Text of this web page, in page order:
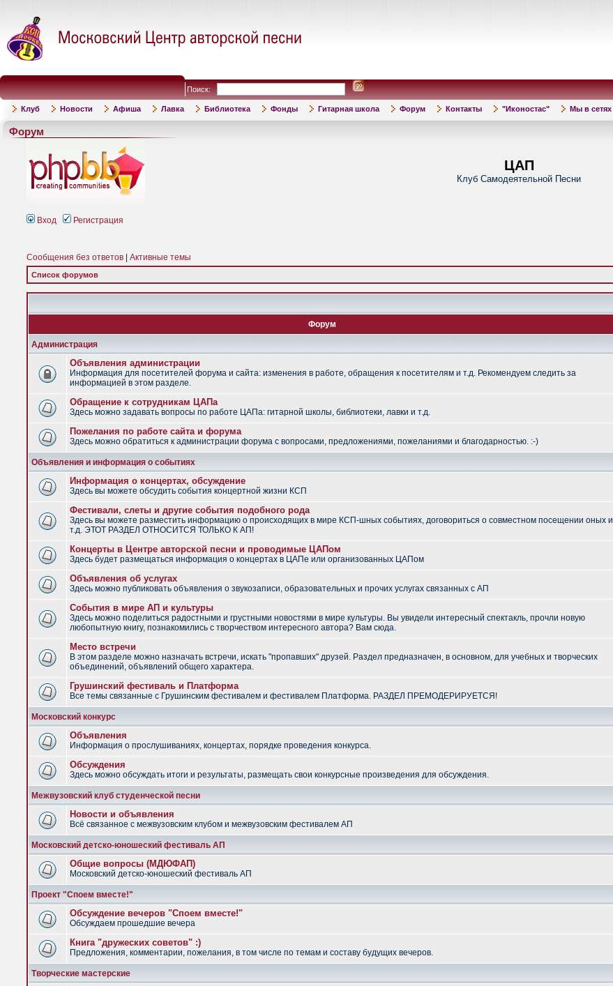
Поиск:
Клуб Новости Афиша Лавка Библиотека Фонды Гитарная школа Форум Контакты "Иконостас" Мы в сетях
Форум
ЦАП
Клуб Самодеятельной Песни
Вход Регистрация
Сообщения без ответов Активные темы
Список форумов
Форум
Администрация
Объявления администрации
Информация для посетителей форума и сайта: изменения в работе, обращения к посетителям и т.д. Рекомендуем следить за
информацией в этом разделе.
Обращение к сотрудникам ЦАПа
Здесь можно задавать вопросы по работе ЦАПа: гитарной школы, библиотеки, лавки и т.д.
Пожелания по работе сайта и форума
Здесь можно обратиться к администрации форума с вопросами, предложениями, пожеланиями и благодарностью. :-)
Объявления и информация о событиях
Информация о концертах, обсуждение
Здесь вы можете обсудить события концертной жизни КСП
Фестивали, слеты и другие события подобного рода
Здесь вы можете разместить информацию о происходящих в мире КСП-шных событиях, договориться о совместном посещении оных и
т.д. ЭТОТ РАЗДЕЛ ОТНОСИТСЯ ТОЛЬКО К АП!
Концерты в Центре авторской песни и проводимые ЦАПом
Здесь будет размещаться информация о концертах в ЦАПе или организованных ЦАПом
Объявления об услугах
Здесь можно публиковать объявления о звукозаписи, образовательных и прочих услугах связанных с АП
События в мире АП и культуры
Здесь можно поделиться радостными и грустными новостями в мире культуры. Вы увидели интересный спектакль, прочли новую
любопытную книгу, познакомились с творчеством интересного автора? Вам сюда.
Место встречи
В этом разделе можно назначать встречи, искать "пропавших" друзей. Раздел предназначен, в основном, для учебных и творческих
объединений, объявлений общего характера.
Грушинский фестиваль и Платформа
Все темы связанные с Грушинским фестивалем и фестивалем Платформа. РАЗДЕЛ ПРЕМОДЕРИРУЕТСЯ!
Московский конкурс
Объявления
Информация о прослушиваниях, концертах, порядке проведения конкурса.
Обсуждения
Здесь можно обсуждать итоги и результаты, размещать свои конкурсные произведения для обсуждения.
Межвузовский клуб студенческой песни
Новости и объявления
Всё связанное с межвузовским клубом и межвузовским фестивалем АП
Московский детско-юношеский фестиваль АП
Общие вопросы (МДЮФАП)
Московский детско-юношеский фестиваль АП
Проект "Споем вместе!"
Обсуждение вечеров "Споем вместе!"
Обсуждаем прошедшие вечера
Книга "дружеских советов" :)
Предложения, комментарии, пожелания, в том числе по темам и составу будущих вечеров.
Творческие мастерские